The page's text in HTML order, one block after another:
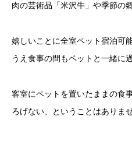
肉の芸術品「米沢牛」や季節の
嬉しいことに全室ペット宿泊可
うえ食事の間もペットと一緒に
客室にペットを置いたままの食
ろげない、ということはありませ